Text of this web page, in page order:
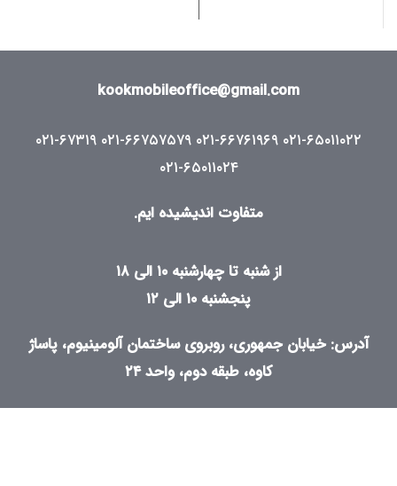
kookmobileoffice@gmail.com
۰۲۱-۶۷۳۱۹ ۰۲۱-۶۶۷۵۷۵۷۹ ۰۲۱-۶۶۷۶۱۹۶۹ ۰۲۱-۶۵۰۱۱۰۲۲
۰۲۱-۶۵۰۱۱۰۲۴
متفاوت اندیشیده ایم.
از شنبه تا چهارشنبه ۱۰ الی ۱۸
پنجشنبه ۱۰ الی ۱۲
آدرس: خیابان جمهوری، روبروی ساختمان آلومینیوم، پاساژ
کاوه، طبقه دوم، واحد ۲۴